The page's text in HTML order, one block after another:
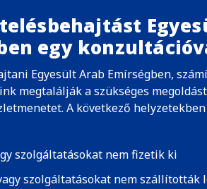
egy
Egyesült Arab Emírségben,
megtalálják a szükséges
A következő
szolgáltatásokat nem fizetik ki
szolgáltatásokat nem szállították